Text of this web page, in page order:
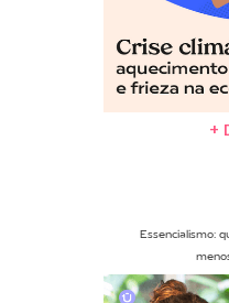
+
Essencialismo: